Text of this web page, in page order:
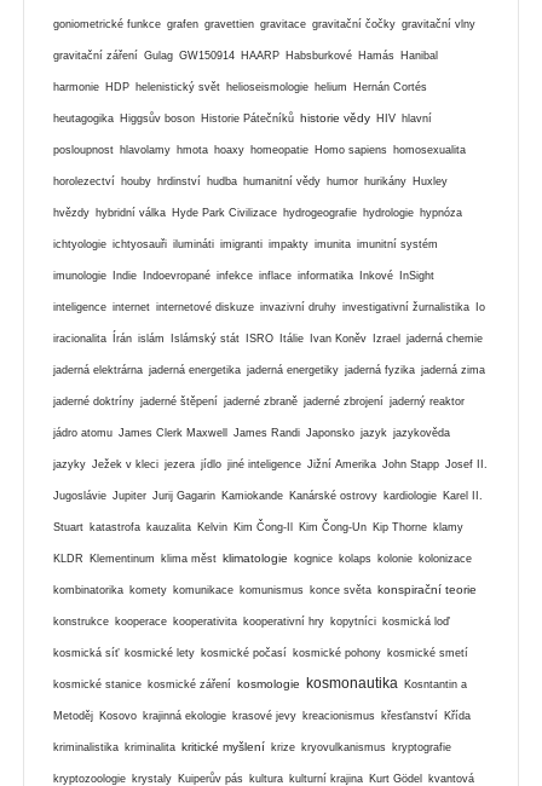
goniometrické funkce grafen gravettien gravitace gravitační čočky gravitační vlny
gravitační záření Gulag GW150914 HAARP Habsburkové Hamás Hanibal
harmonie HDP helenistický svět helioseismologie helium Hernán Cortés
heutagogika Higgsův boson Historie Pátečníků historie vědy HIV hlavní
posloupnost hlavolamy hmota hoaxy homeopatie Homo sapiens homosexualita
horolezectví houby hrdinství hudba humanitní vědy humor hurikány Huxley
hvězdy hybridní válka Hyde Park Civilizace hydrogeografie hydrologie hypnóza
ichtyologie ichtyosauři ilumináti imigranti impakty imunita imunitní systém
imunologie Indie Indoevropané infekce inflace informatika Inkové InSight
inteligence internet internetové diskuze invazivní druhy investigativní žurnalistika Io
iracionalita Írán islám Islámský stát ISRO Itálie Ivan Koněv Izrael jaderná chemie
jaderná elektrárna jaderná energetika jaderná energetiky jaderná fyzika jaderná zima
jaderné doktríny jaderné štěpení jaderné zbraně jaderné zbrojení jaderný reaktor
jádro atomu James Clerk Maxwell James Randi Japonsko jazyk jazykověda
jazyky Ježek v kleci jezera jídlo jiné inteligence Jižní Amerika John Stapp Josef II.
Jugoslávie Jupiter Jurij Gagarin Kamiokande Kanárské ostrovy kardiologie Karel II.
Stuart katastrofa kauzalita Kelvin Kim Čong-Il Kim Čong-Un Kip Thorne klamy
KLDR Klementinum klima měst klimatologie kognice kolaps kolonie kolonizace
kombinatorika komety komunikace komunismus konce světa konspirační teorie
konstrukce kooperace kooperativita kooperativní hry kopytníci kosmická loď
kosmická síť kosmické lety kosmické počasí kosmické pohony kosmické smetí
kosmické stanice kosmické záření kosmologie kosmonautika Kosntantin a
Metoděj Kosovo krajinná ekologie krasové jevy kreacionismus křesťanství Křída
kriminalistika kriminalita kritické myšlení krize kryovulkanismus kryptografie
kryptozoologie krystaly Kuiperův pás kultura kulturní krajina Kurt Gödel kvantová